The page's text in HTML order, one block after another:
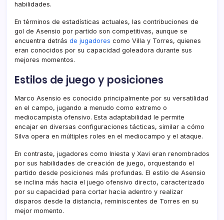
habilidades.
En términos de estadísticas actuales, las contribuciones de
gol de Asensio por partido son competitivas, aunque se
encuentra detrás de jugadores como Villa y Torres, quienes
eran conocidos por su capacidad goleadora durante sus
mejores momentos.
Estilos de juego y posiciones
Marco Asensio es conocido principalmente por su versatilidad
en el campo, jugando a menudo como extremo o
mediocampista ofensivo. Esta adaptabilidad le permite
encajar en diversas configuraciones tácticas, similar a cómo
Silva opera en múltiples roles en el mediocampo y el ataque.
En contraste, jugadores como Iniesta y Xavi eran renombrados
por sus habilidades de creación de juego, orquestando el
partido desde posiciones más profundas. El estilo de Asensio
se inclina más hacia el juego ofensivo directo, caracterizado
por su capacidad para cortar hacia adentro y realizar
disparos desde la distancia, reminiscentes de Torres en su
mejor momento.